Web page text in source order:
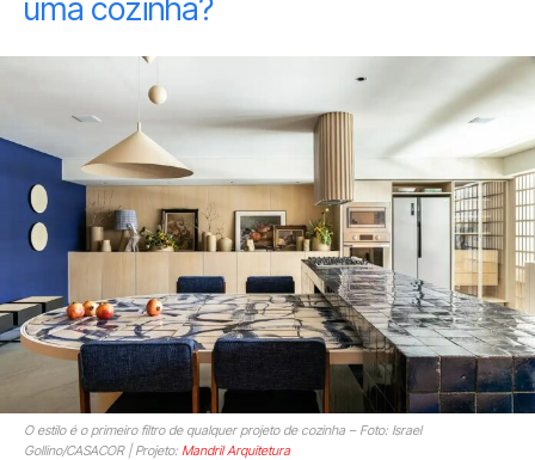
uma cozinha?
O estilo é o primeiro filtro de qualquer projeto de cozinha – Foto: Israel
Gollino/CASACOR | Projeto: Mandril Arquitetura